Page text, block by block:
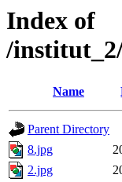
Index of
/
Name
Parent Directory
8.jpg
2.jpg